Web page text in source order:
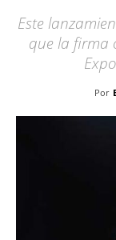
Este
que la firma
Por